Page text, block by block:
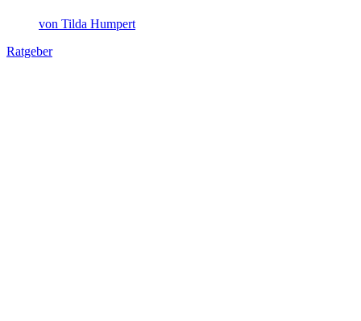
von Tilda Humpert
Ratgeber